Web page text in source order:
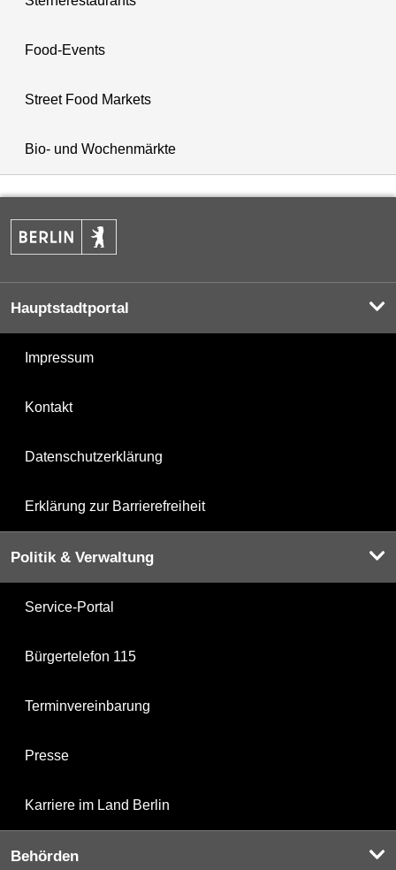
Food-Events
Street Food Markets
Bio- und Wochenmärkte
Hauptstadtportal
Impressum
Kontakt
Datenschutzerklärung
Erklärung zur Barrierefreiheit
Politik & Verwaltung
Service-Portal
Bürgertelefon 115
Terminvereinbarung
Presse
Karriere im Land Berlin
Behörden